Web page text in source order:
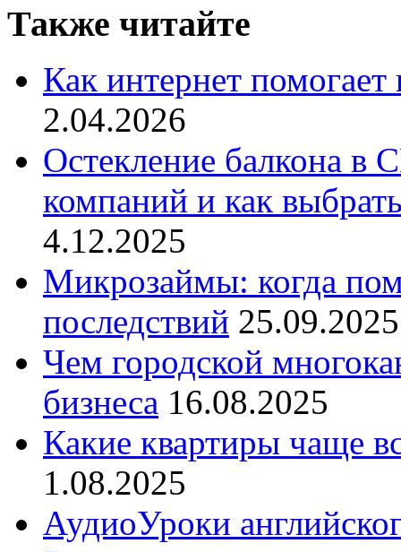
Также читайте
Как интернет помогает
2.04.2026
Остекление балкона в
компаний и как
4.12.2025
Микрозаймы: когда
последствий 25.09.2025
Чем городской
бизнеса 16.08.2025
Какие квартиры чаще
1.08.2025
АудиоУроки